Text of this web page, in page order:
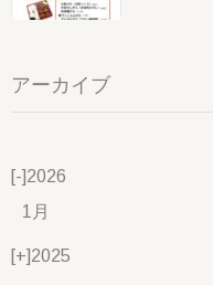
アーカイブ
[-]2026
1月
[+]2025